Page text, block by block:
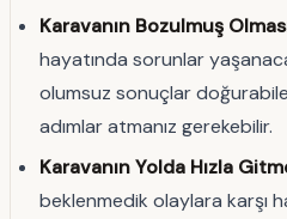
Karavanın Bozulmuş
hayatında sorunlar
olumsuz sonuçlar
adımlar atmanız gerekebilir.
Karavanın Yolda Hızla
beklenmedik olaylara karşı